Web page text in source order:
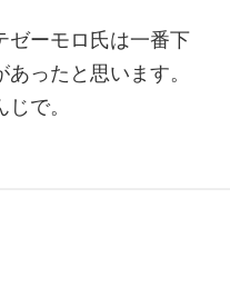
ゼーモロ氏は一番下
ったと思います。
で。